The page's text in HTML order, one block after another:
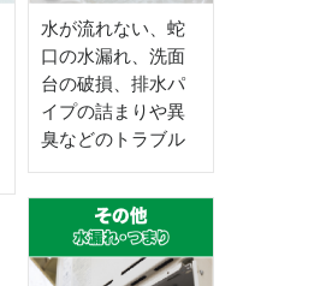
水が流れない、蛇
口の水漏れ、洗面
台の破損、排水パ
イプの詰まりや異
臭などのトラブル